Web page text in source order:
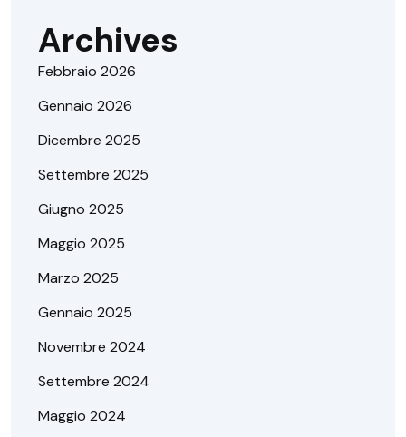
Archives
Febbraio 2026
Gennaio 2026
Dicembre 2025
Settembre 2025
Giugno 2025
Maggio 2025
Marzo 2025
Gennaio 2025
Novembre 2024
Settembre 2024
Maggio 2024